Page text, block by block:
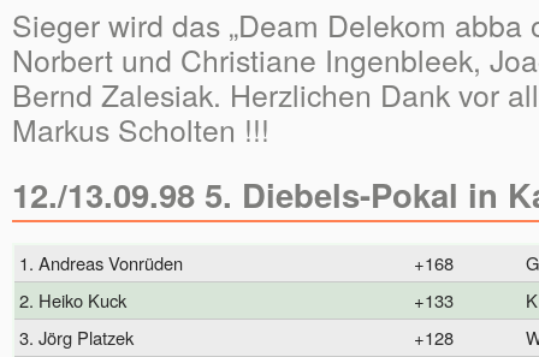
Sieger wird das „Deam Delekom abba
Norbert und Christiane Ingenbleek,
Bernd Zalesiak. Herzlichen Dank vor
Markus Scholten !!!
12./13.09.98 5. Diebels-Pokal in
1. Andreas Vonrüden +168
2. Heiko Kuck
+133
K
3. Jörg Platzek
+128